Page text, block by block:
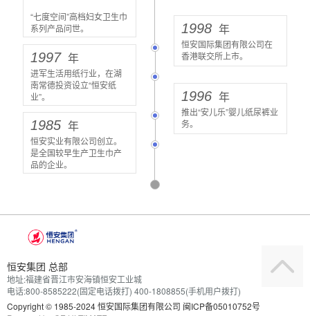
“七度空间”高档妇女卫生巾
系列产品问世。
1998 年
恒安国际集团有限公司在
香港联交所上市。
1997 年
进军生活用纸行业，在湖
南常德投资设立“恒安纸
业”。
1996 年
推出“安儿乐”婴儿纸尿裤业
务。
1985 年
恒安实业有限公司创立。
是全国较早生产卫生巾产
品的企业。
恒安集团 总部
地址:福建省晋江市安海镇恒安工业城
电话:800-8585222(固定电话拨打) 400-1808855(手机用户拨打)
Copyright© 1985-2024 恒安国际集团有限公司 闽ICP备05010752号